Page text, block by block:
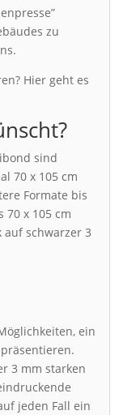
zu
Hier geht es
sind
70 x 105 cm
Formate bis
70 x 105 cm
schwarzer 3
ein
3 mm starken
jeden Fall ein